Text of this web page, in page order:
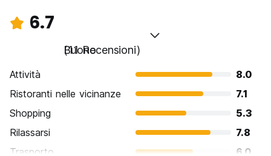
6.7
Buono
(11 Recensioni)
Attività
8.0
Ristoranti nelle vicinanze
7.1
Shopping
5.3
Rilassarsi
7.8
Trasporto
6.0